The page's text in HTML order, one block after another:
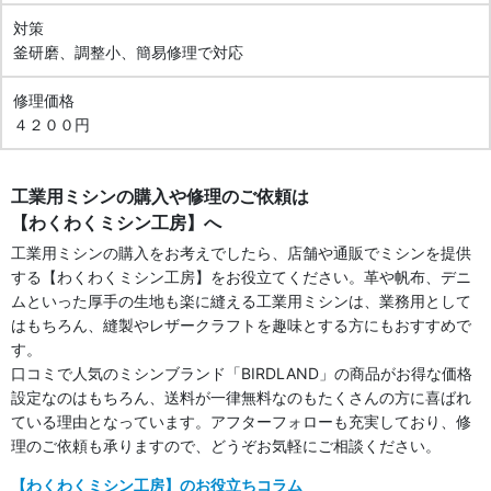
対策
釜研磨、調整小、簡易修理で対応
修理価格
４２００円
工業用ミシンの購入や修理のご依頼は
【わくわくミシン工房】へ
工業用ミシンの購入をお考えでしたら、店舗や通販でミシンを提供
する【わくわくミシン工房】をお役立てください。革や帆布、デニ
ムといった厚手の生地も楽に縫える工業用ミシンは、業務用として
はもちろん、縫製やレザークラフトを趣味とする方にもおすすめで
す。
口コミで人気のミシンブランド「BIRDLAND」の商品がお得な価格
設定なのはもちろん、送料が一律無料なのもたくさんの方に喜ばれ
ている理由となっています。アフターフォローも充実しており、修
理のご依頼も承りますので、どうぞお気軽にご相談ください。
【わくわくミシン工房】のお役立ちコラム